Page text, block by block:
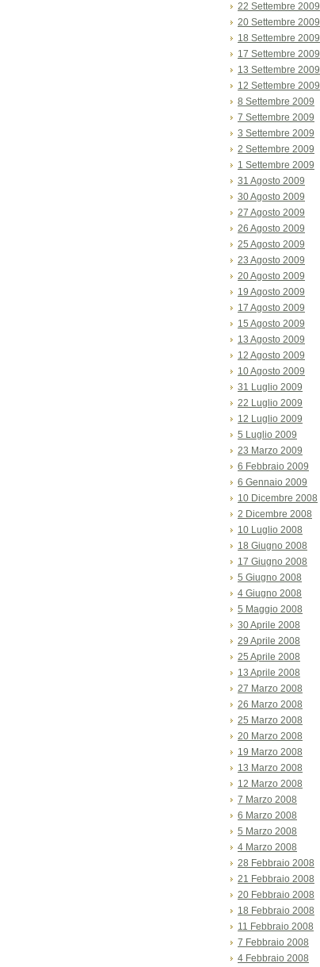
22 Settembre 2009
20 Settembre 2009
18 Settembre 2009
17 Settembre 2009
13 Settembre 2009
12 Settembre 2009
8 Settembre 2009
7 Settembre 2009
3 Settembre 2009
2 Settembre 2009
1 Settembre 2009
31 Agosto 2009
30 Agosto 2009
27 Agosto 2009
26 Agosto 2009
25 Agosto 2009
23 Agosto 2009
20 Agosto 2009
19 Agosto 2009
17 Agosto 2009
15 Agosto 2009
13 Agosto 2009
12 Agosto 2009
10 Agosto 2009
31 Luglio 2009
22 Luglio 2009
12 Luglio 2009
5 Luglio 2009
23 Marzo 2009
6 Febbraio 2009
6 Gennaio 2009
10 Dicembre 2008
2 Dicembre 2008
10 Luglio 2008
18 Giugno 2008
17 Giugno 2008
5 Giugno 2008
4 Giugno 2008
5 Maggio 2008
30 Aprile 2008
29 Aprile 2008
25 Aprile 2008
13 Aprile 2008
27 Marzo 2008
26 Marzo 2008
25 Marzo 2008
20 Marzo 2008
19 Marzo 2008
13 Marzo 2008
12 Marzo 2008
7 Marzo 2008
6 Marzo 2008
5 Marzo 2008
4 Marzo 2008
28 Febbraio 2008
21 Febbraio 2008
20 Febbraio 2008
18 Febbraio 2008
11 Febbraio 2008
7 Febbraio 2008
4 Febbraio 2008